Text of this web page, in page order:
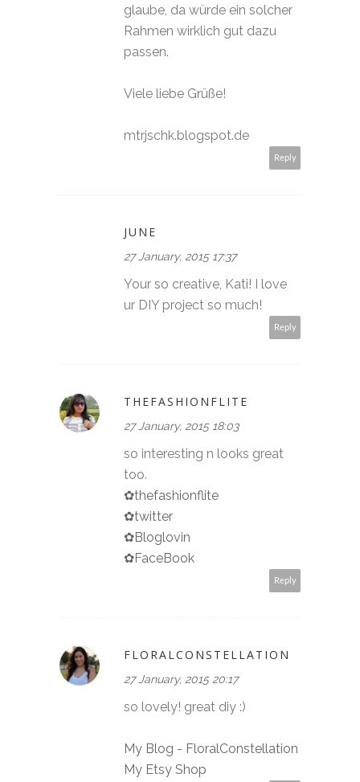
glaube, da würde ein solcher
Rahmen wirklich gut dazu
passen.
Viele liebe Grüße!
mtrjschk.blogspot.de
Reply
JUNE
27 January, 2015 17:37
Your so creative, Kati! I love
ur DIY project so much!
Reply
THEFASHIONFLITE
27 January, 2015 18:03
so interesting n looks great
too.
✿thefashionflite
✿twitter
✿Bloglovin
✿FaceBook
Reply
FLORALCONSTELLATION
27 January, 2015 20:17
so lovely! great diy :)
My Blog - FloralConstellation
My Etsy Shop